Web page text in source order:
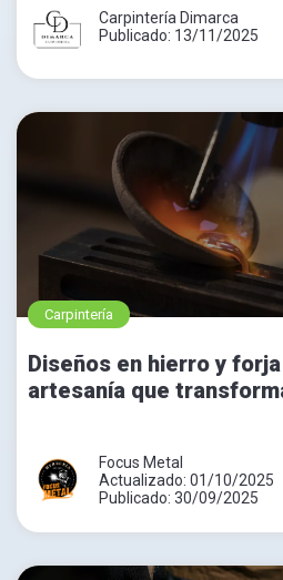
Carpintería Dimarca
Publicado: 13/11/2025
Carpintería
Diseños en hierro y
artesanía que
Focus Metal
Actualizado: 01/10/2025
Publicado: 30/09/2025